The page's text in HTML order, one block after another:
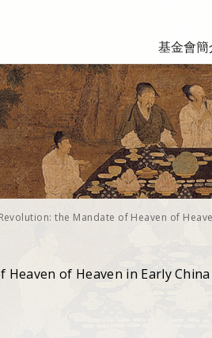
基金會簡
the Mandate of Heaven of
of Heaven in Early China